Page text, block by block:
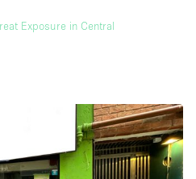
Exposure in Central